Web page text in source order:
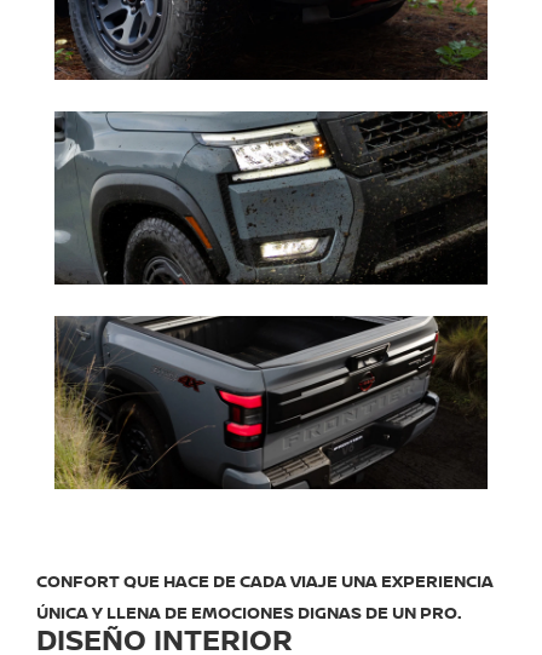
CONFORT QUE HACE DE CADA VIAJE UNA EXPERIENCIA
ÚNICA Y LLENA DE EMOCIONES DIGNAS DE UN PRO.
DISEÑO INTERIOR